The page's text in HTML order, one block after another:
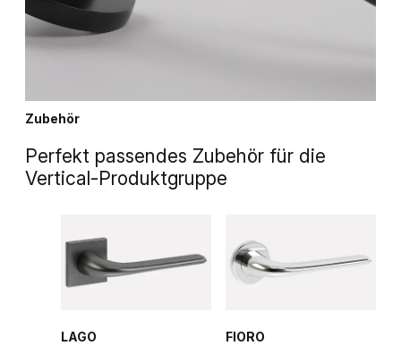
Zubehör
Perfekt passendes Zubehör für die
Vertical-Produktgruppe
LAGO FIORO